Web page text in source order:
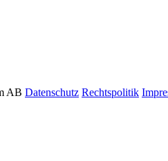
AB Datenschutz Rechtspolitik